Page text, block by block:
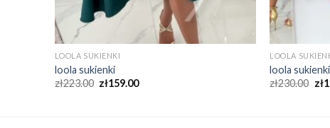
LOOLA SUKIENKI
loola sukienki
zł223.00 zł159.00
LOOLA
loola sukienki
zł230.00 zł